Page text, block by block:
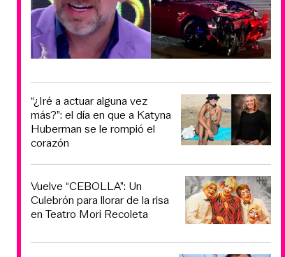
“¿Iré a actuar alguna vez
más?”: el día en que a Katyna
Huberman se le rompió el
corazón
Vuelve “CEBOLLA”: Un
Culebrón para llorar de la risa
en Teatro Mori Recoleta